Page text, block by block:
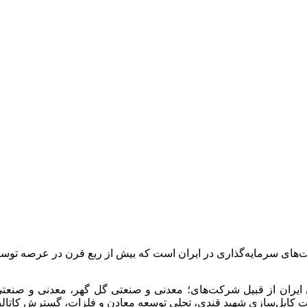
سرمایه‌گذاری در ایران است که بیش از ربع قرن در
از قبیل شرکت‌های؛ معدنی و صنعتی گل گهر، معدنی و
کابل‌سازی شهید قندی، تجلی توسعه معادن و فلزات، گسترش